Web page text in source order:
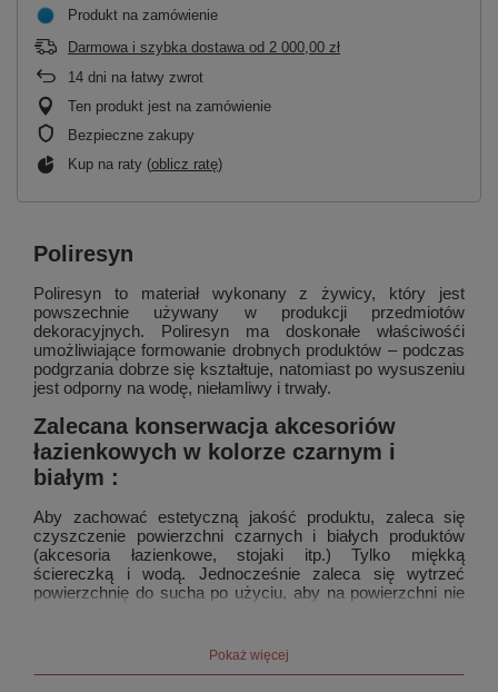
Produkt na zamówienie
Darmowa i szybka dostawa od 2 000,00 zł
14 dni na łatwy zwrot
Ten produkt jest na zamówienie
Bezpieczne zakupy
Kup na raty (oblicz ratę)
Poliresyn
Poliresyn to materiał wykonany z żywicy, który jest
powszechnie używany w produkcji przedmiotów
dekoracyjnych. Poliresyn ma doskonałe właściwośći
umożliwiające formowanie drobnych produktów – podczas
podgrzania dobrze się kształtuje, natomiast po wysuszeniu
jest odporny na wodę, niełamliwy i trwały.
Zalecana konserwacja akcesoriów
łazienkowych w kolorze czarnym i
białym :
Aby zachować estetyczną jakość produktu, zaleca się
czyszczenie powierzchni czarnych i białych produktów
(akcesoria łazienkowe, stojaki itp.) Tylko miękką
ściereczką i wodą. Jednocześnie zaleca się wytrzeć
powierzchnię do sucha po użyciu, aby na powierzchni nie
Nie używaj materiałów ściernych ani agresywnych
Pokaż więcej